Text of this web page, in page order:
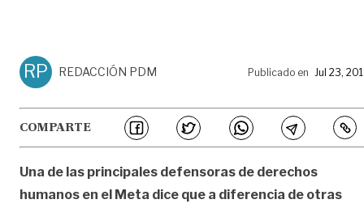
RP REDACCIÓN PDM Publicado en Jul 23,
COMPARTE
Una de las principales defensoras de derechos
humanos en el Meta dice que a diferencia de otras